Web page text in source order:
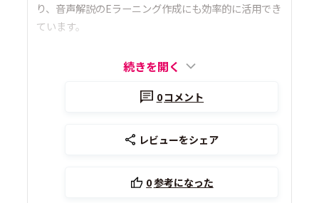
り、音声解説のEラーニング作成にも効率的に活用でき
ています。
続きを開く
0コメント
レビューをシェア
0参考になった